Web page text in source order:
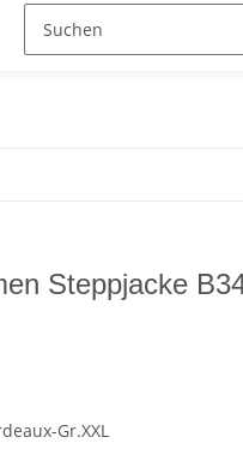
Steppjacke
Gr.XXL